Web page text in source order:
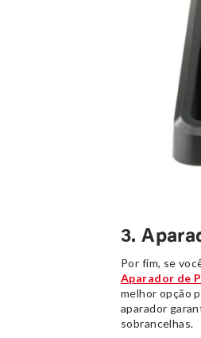
3.
Por fim, se
Aparador de
melhor opção
aparador
sobrancelhas.